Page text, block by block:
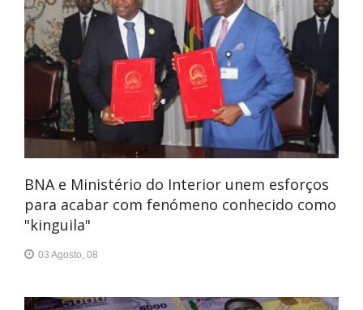
BNA e Ministério do Interior unem esforços
para acabar com fenómeno conhecido como
"kinguila"
03 Agosto, 08